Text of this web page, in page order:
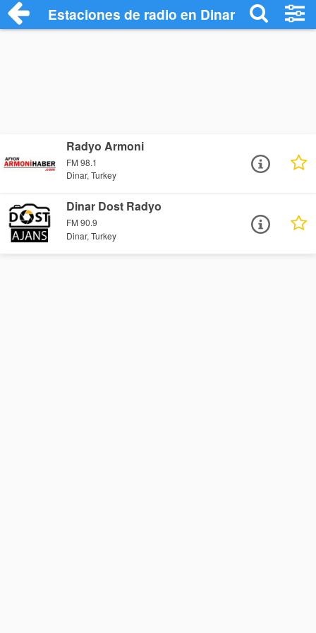
Estaciones de radio en Dinar - Escuchar
Radyo Armoni
FM 98.1
Dinar, Turkey
Dinar Dost Radyo
FM 90.9
Dinar, Turkey